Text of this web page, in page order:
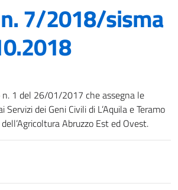
7/2018/sisma
n. 1 del 26/01/2017 che assegna le
dei Geni Civili di L’Aquila e Teramo
Abruzzo Est ed Ovest.